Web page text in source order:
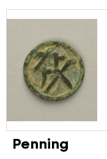
Penning